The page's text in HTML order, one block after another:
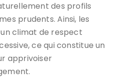
des profils
prudents. Ainsi, les
climat de respect
ce qui constitue un
apprivoiser